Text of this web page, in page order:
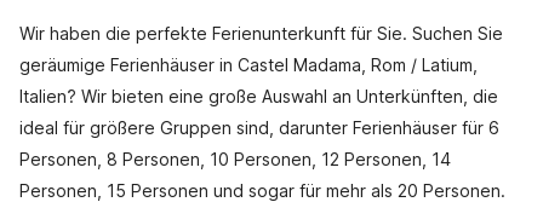
Wir haben die perfekte Ferienunterkunft für Sie. Suchen Sie
geräumige Ferienhäuser in Castel Madama, Rom / Latium,
Italien? Wir bieten eine große Auswahl an Unterkünften, die
ideal für größere Gruppen sind, darunter Ferienhäuser für 6
Personen, 8 Personen, 10 Personen, 12 Personen, 14
Personen, 15 Personen und sogar für mehr als 20 Personen.